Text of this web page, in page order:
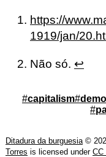
Footnotes
https://
1919/jan/
Não só. ↩
#capitalism#
#
Ditadura da burguesia ©
Torres is licensed under CC